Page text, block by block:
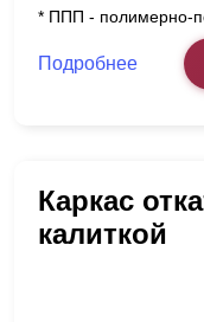
* ППП - полимерно-
Подробнее
Каркас
калиткой